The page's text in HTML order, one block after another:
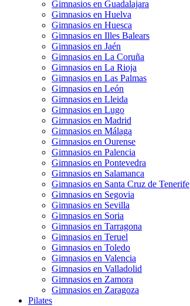
Gimnasios en Guadalajara
Gimnasios en Huelva
Gimnasios en Huesca
Gimnasios en Illes Balears
Gimnasios en Jaén
Gimnasios en La Coruña
Gimnasios en La Rioja
Gimnasios en Las Palmas
Gimnasios en León
Gimnasios en Lleida
Gimnasios en Lugo
Gimnasios en Madrid
Gimnasios en Málaga
Gimnasios en Ourense
Gimnasios en Palencia
Gimnasios en Pontevedra
Gimnasios en Salamanca
Gimnasios en Santa Cruz de Tenerife
Gimnasios en Segovia
Gimnasios en Sevilla
Gimnasios en Soria
Gimnasios en Tarragona
Gimnasios en Teruel
Gimnasios en Toledo
Gimnasios en Valencia
Gimnasios en Valladolid
Gimnasios en Zamora
Gimnasios en Zaragoza
Pilates